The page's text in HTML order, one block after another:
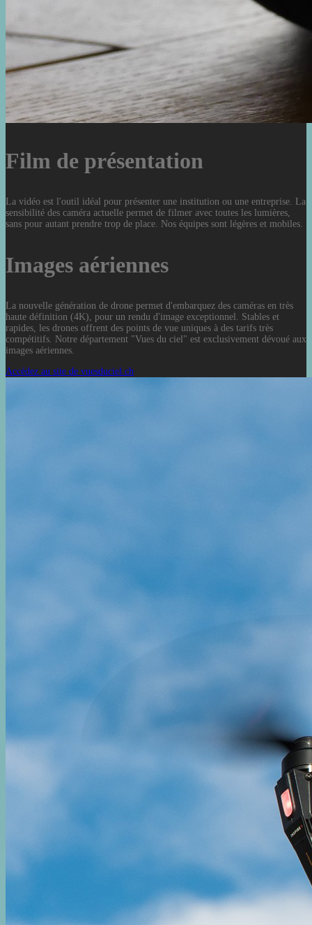
Film de présentation
La vidéo est l'outil idéal pour présenter une institution ou une entreprise. La
sensibilité des caméra actuelle permet de filmer avec toutes les lumières,
sans pour autant prendre trop de place. Nos équipes sont légères et mobiles.
Images aériennes
La nouvelle génération de drone permet d'embarquez des caméras en très
haute définition (4K), pour un rendu d'image exceptionnel. Stables et
rapides, les drones offrent des points de vue uniques à des tarifs très
compétitifs. Notre département "Vues du ciel" est exclusivement dévoué aux
images aériennes.
Accédez au site de vuesduciel.ch